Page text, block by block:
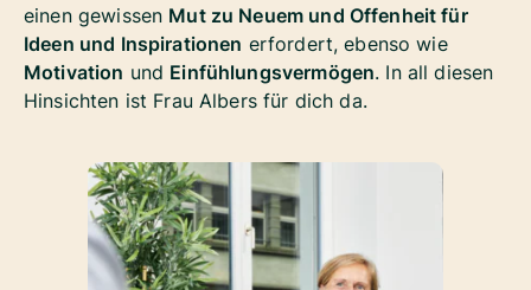
einen gewissen Mut zu Neuem und Offenheit für
Ideen und Inspirationen erfordert, ebenso wie
Motivation und Einfühlungsvermögen. In all diesen
Hinsichten ist Frau Albers für dich da.